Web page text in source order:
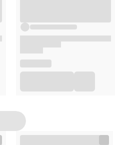
EDTA, CITRIC
PHENOXYETHANOL,
SORBATE, SODIUM
SORBIC ACID, BENZYL
COUMARIN, ALPHA-
rano i wieczorem.
skórę.